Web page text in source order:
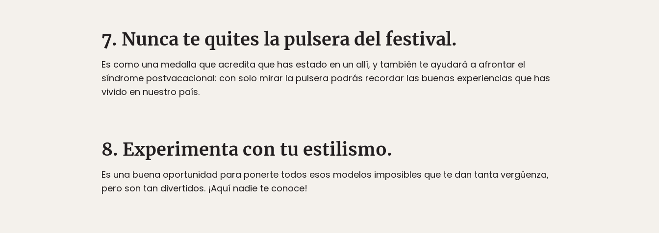
7. Nunca te quites la pulsera del festival.
Es como una medalla que acredita que has estado en un allí, y también te ayudará a afrontar el
síndrome postvacacional: con solo mirar la pulsera podrás recordar las buenas experiencias que has
vivido en nuestro país.
8. Experimenta con tu estilismo.
Es una buena oportunidad para ponerte todos esos modelos imposibles que te dan tanta vergüenza,
pero son tan divertidos. ¡Aquí nadie te conoce!